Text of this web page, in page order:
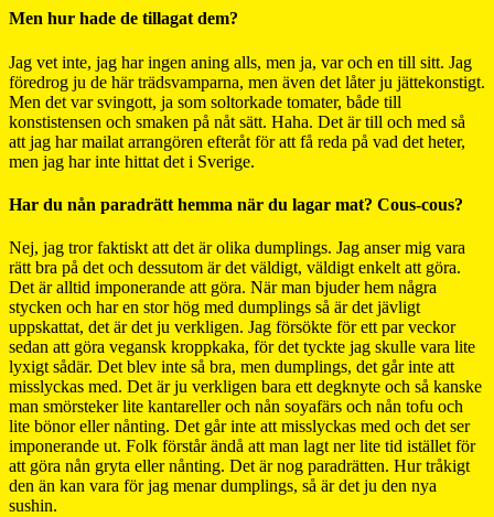
Men hur hade de tillagat dem?
Jag vet inte, jag har ingen aning alls, men ja, var och en till sitt. Jag
föredrog ju de här trädsvamparna, men även det låter ju jättekonstigt.
Men det var svingott, ja som soltorkade tomater, både till
konstistensen och smaken på nåt sätt. Haha. Det är till och med så
att jag har mailat arrangören efteråt för att få reda på vad det heter,
men jag har inte hittat det i Sverige.
Har du nån paradrätt hemma när du lagar mat? Cous-cous?
Nej, jag tror faktiskt att det är olika dumplings. Jag anser mig vara
rätt bra på det och dessutom är det väldigt, väldigt enkelt att göra.
Det är alltid imponerande att göra. När man bjuder hem några
stycken och har en stor hög med dumplings så är det jävligt
uppskattat, det är det ju verkligen. Jag försökte för ett par veckor
sedan att göra vegansk kroppkaka, för det tyckte jag skulle vara lite
lyxigt sådär. Det blev inte så bra, men dumplings, det går inte att
misslyckas med. Det är ju verkligen bara ett degknyte och så kanske
man smörsteker lite kantareller och nån soyafärs och nån tofu och
lite bönor eller nånting. Det går inte att misslyckas med och det ser
imponerande ut. Folk förstår ändå att man lagt ner lite tid istället för
att göra nån gryta eller nånting. Det är nog paradrätten. Hur tråkigt
den än kan vara för jag menar dumplings, så är det ju den nya
sushin.